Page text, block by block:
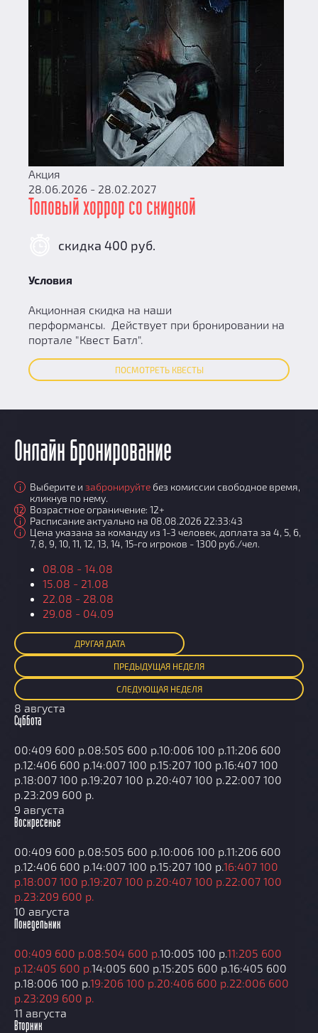
Акция
28.06.2026 - 28.02.2027
Топовый хоррор со скидкой
скидка 400 руб.
Условия
Акционная скидка на наши
перформансы. Действует при бронировании на
портале "Квест Батл".
ПОСМОТРЕТЬ КВЕСТЫ
Онлайн бронирование
i Выберите и забронируйте без комиссии свободное время,
кликнув по нему.
12 Возрастное ограничение: 12+
i Расписание актуально на 08.08.2026 22:33:43
i
Цена указана за команду из 1-3 человек, доплата за 4, 5, 6,
7, 8, 9, 10, 11, 12, 13, 14, 15-го игроков - 1300 руб./чел.
08.08 - 14.08
15.08 - 21.08
22.08 - 28.08
29.08 - 04.09
ДРУГАЯ ДАТА
ПРЕДЫДУЩАЯ НЕДЕЛЯ
СЛЕДУЮЩАЯНЕДЕЛЯ
8 августа
Суббота
00:409 600 р. 08:505 600 р.10:006 100 р.11:206 600
р.12:406 600 р.14:007 100 р.15:207 100 р.16:407 100
р.18:007 100 р.19:207 100 р. 20:407 100 р. 22:007 100
р. 23:209 600 р.
9 августа
Воскресенье
00:409 600 р. 08:505 600 р.10:006 100 р.11:206 600
р.12:406 600 р.14:007 100 р.15:207 100 р.16:407 100
р.18:007 100 р.19:207 100 р. 20:407 100 р. 22:007 100
р. 23:209 600 р.
10 августа
Понедельник
00:409 600 р. 08:504 600 р.10:005 100 р.11:205 600
р.12:405 600 р.14:005 600 р.15:205 600 р.16:405 600
р.18:006 100 р.19:206 100 р. 20:406 600 р. 22:006 600
р. 23:209 600 р.
11 августа
Вторник